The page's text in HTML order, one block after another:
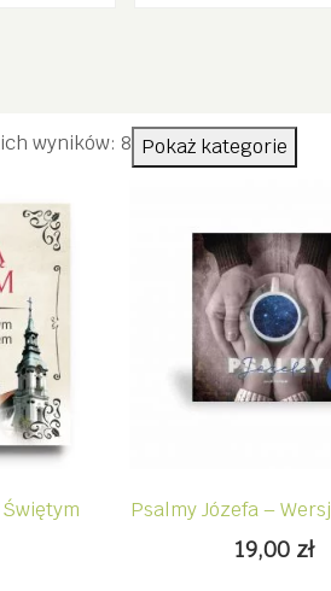
wyników: 8 Posortowane
według
wysokiej
Pokaż kategorie
Psalmy Józefa –
19,00 zł